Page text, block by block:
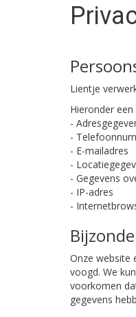
Lientje
Hieronder
-
-
- E-mailadres
-
- Gegevens
- IP-adres
-
Onze website
voogd. We
voorkomen
gegevens